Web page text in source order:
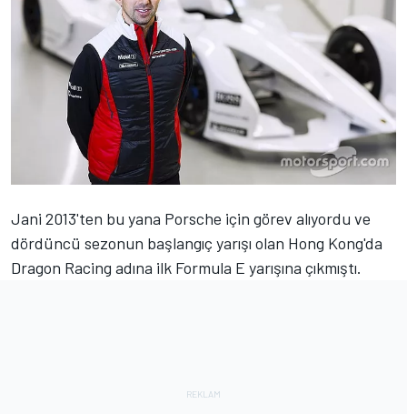
Jani 2013'ten bu yana Porsche için görev alıyordu ve
dördüncü sezonun başlangıç yarışı olan Hong Kong'da
Dragon Racing adına ilk Formula E yarışına çıkmıştı.